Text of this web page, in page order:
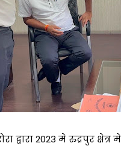
द्वारा 2023 मे रुद्रपुर